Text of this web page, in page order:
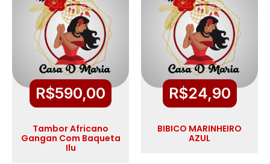
R$590,00
Tambor Africano
Gangan Com Baqueta
Ilu
R$24,90
BIBICO MARINHEIRO
AZUL